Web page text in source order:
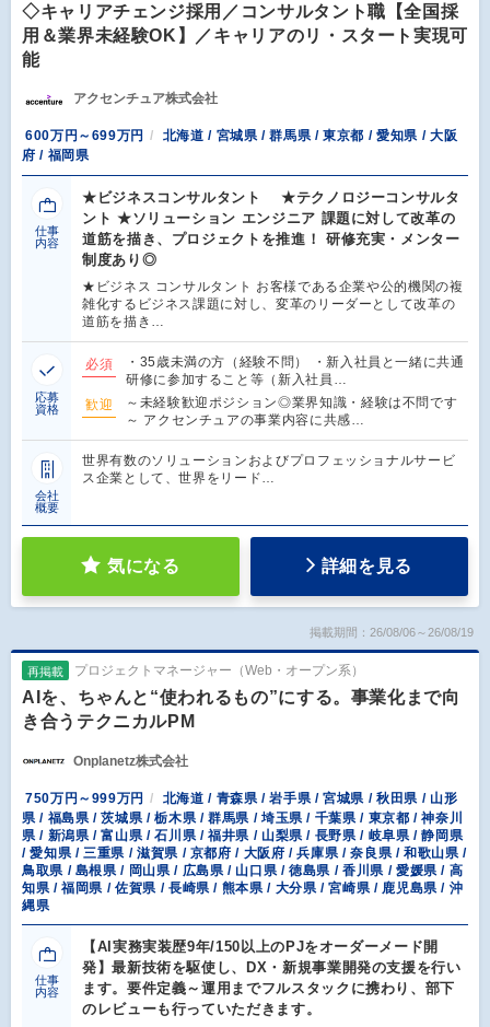
◇キャリアチェンジ採用／コンサルタント職【全国採
用＆業界未経験OK】／キャリアのリ・スタート実現可
能
アクセンチュア株式会社
600万円～699万円
北海道 / 宮城県 / 群馬県 / 東京都 / 愛知県 / 大阪
府 / 福岡県
仕事
内容
★ビジネスコンサルタント ★テクノロジーコンサルタ
ント ★ソリューション エンジニア 課題に対して改革の
道筋を描き、プロジェクトを推進！ 研修充実・メンター
制度あり◎
★ビジネス コンサルタント お客様である企業や公的機関の複
雑化するビジネス課題に対し、変革のリーダーとして改革の
道筋を描き…
応募
資格
必須
・35歳未満の方（経験不問） ・新入社員と一緒に共通
研修に参加すること等（新入社員…
歓迎
～未経験歓迎ポジション◎業界知識・経験は不問です
～ アクセンチュアの事業内容に共感…
会社
概要
世界有数のソリューションおよびプロフェッショナルサービ
ス企業として、世界をリード…
気になる 詳細を見る
掲載期間：26/08/06～26/08/19
再掲載 プロジェクトマネージャー（Web・オープン系）
AIを、ちゃんと“使われるもの”にする。事業化まで向
き合うテクニカルPM
Onplanetz株式会社
750万円～999万円
北海道 / 青森県 / 岩手県 / 宮城県 / 秋田県 / 山形
県 / 福島県 / 茨城県 / 栃木県 / 群馬県 / 埼玉県 / 千葉県 / 東京都 / 神奈川
県 / 新潟県 / 富山県 / 石川県 / 福井県 / 山梨県 / 長野県 / 岐阜県 / 静岡県
/ 愛知県 / 三重県 / 滋賀県 / 京都府 / 大阪府 / 兵庫県 / 奈良県 / 和歌山県 /
鳥取県 / 島根県 / 岡山県 / 広島県 / 山口県 / 徳島県 / 香川県 / 愛媛県 / 高
知県 / 福岡県 / 佐賀県 / 長崎県 / 熊本県 / 大分県 / 宮崎県 / 鹿児島県 / 沖
縄県
仕事
内容
【AI実務実装歴9年/150以上のPJをオーダーメード開
発】最新技術を駆使し、DX・新規事業開発の支援を行い
ます。要件定義～運用までフルスタックに携わり、部下
のレビューも行っていただきます。